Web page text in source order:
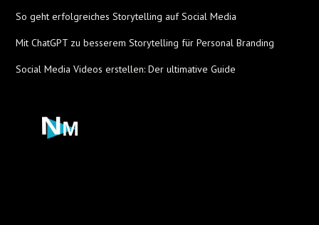
So geht erfolgreiches Storytelling auf Social Media
Mit ChatGPT zu besserem Storytelling für Personal Branding
Social Media Videos erstellen: Der ultimative Guide